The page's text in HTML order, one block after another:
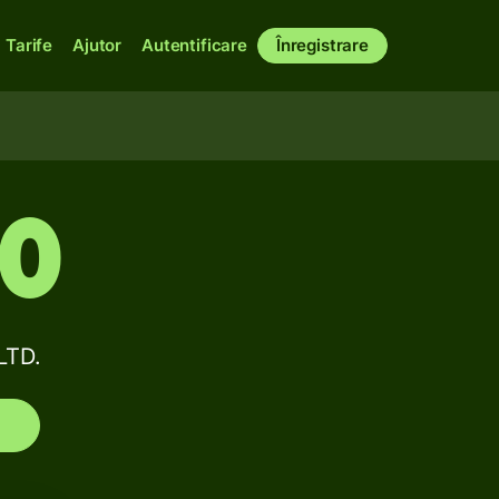
Tarife Ajutor Autentificare Înregistrare